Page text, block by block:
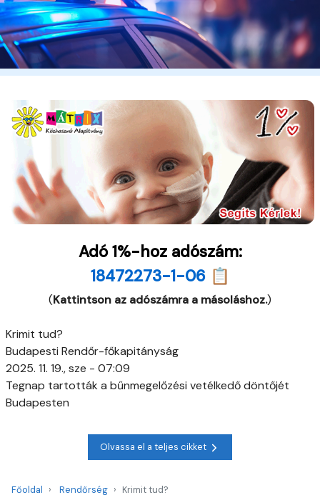
Adó 1%-hoz adószám:
18472273-1-06 📋
(Kattintson az adószámra a másoláshoz.)
Krimit tud?
Budapesti Rendőr-főkapitányság
2025. 11. 19., sze - 07:09
Tegnap tartották a bűnmegelőzési vetélkedő döntőjét
Budapesten
Olvassa el a teljes cikket
Főoldal Rendőrség Krimit tud?